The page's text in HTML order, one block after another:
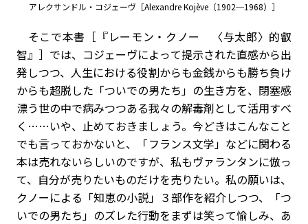
アレクサンドル・コジェーヴ［Alexandre Kojève（1902─1968）］
そこで本書［『レーモン・クノー 〈与太郎〉的叡
智』］では、コジェーヴによって提示された直感から出
発しつつ、人生における役割からも金銭からも勝ち負け
からも超脱した「ついでの男たち」の生き方を、閉塞感
漂う世の中で病みつつある我々の解毒剤として活用すべ
く……いや、止めておきましょう。今どきはこんなこと
でも言っておかないと、「フランス文学」などに関わる
本は売れないらしいのですが、私もヴァランタンに倣っ
て、自分が売りたいものだけを売りたい。私の願いは、
クノーによる「知恵の小説」３部作を紹介しつつ、「つ
いでの男たち」のズレた行動をまずは笑って愉しみ、あ